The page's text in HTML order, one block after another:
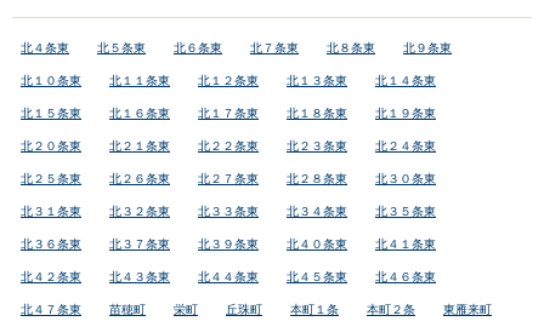
北４条東 北５条東 北６条東 北７条東 北８条東 北９条東
北１０条東 北１１条東 北１２条東 北１３条東 北１４条東
北１５条東 北１６条東 北１７条東 北１８条東 北１９条東
北２０条東 北２１条東 北２２条東 北２３条東 北２４条東
北２５条東 北２６条東 北２７条東 北２８条東 北３０条東
北３１条東 北３２条東 北３３条東 北３４条東 北３５条東
北３６条東 北３７条東 北３９条東 北４０条東 北４１条東
北４２条東 北４３条東 北４４条東 北４５条東 北４６条東
北４７条東 苗穂町 栄町 丘珠町 本町１条 本町２条 東雁来町